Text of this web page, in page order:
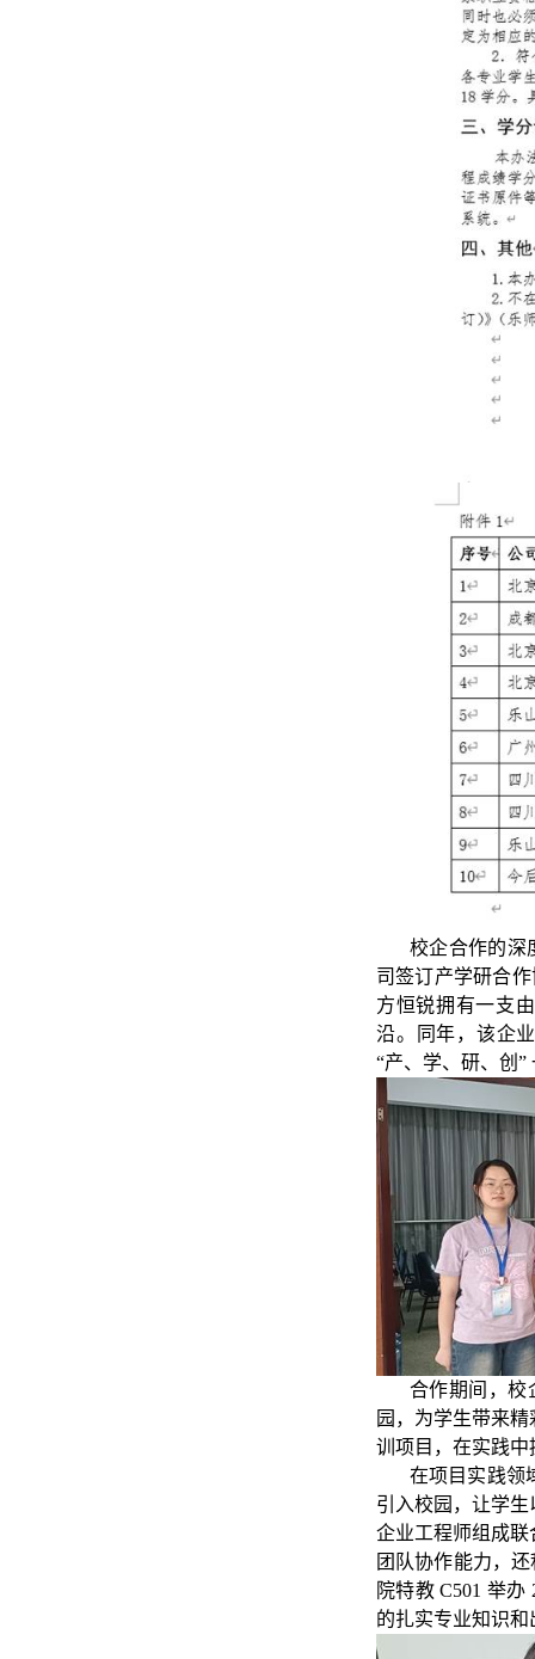
校企合作的深
司签订产学研合
方恒锐拥有一支
沿。同年，该企
“产、学、研、创 ”
合作期间，校
园，为学生带来
训项目，在实践
在项目实践领
引入校园，让学
企业工程师组成
团队协作能力，
院特教 C501 举办
的扎实专业知识